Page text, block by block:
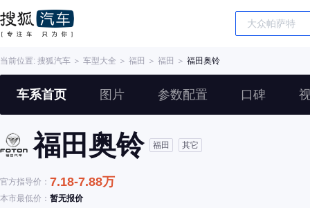
当前位置: 搜狐汽车 ＞ 车型大全 ＞ 福田 ＞ 福田 ＞ 福田奥铃
车系首页 图片 参数配置 口碑
福田奥铃 福田 其它
官方指导价： 7.18-7.88万
本市最低价： 暂无报价